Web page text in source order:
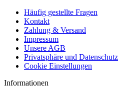
Häufig gestellte Fragen
Kontakt
Zahlung & Versand
Impressum
Unsere AGB
Privatsphäre und Datenschutz
Cookie Einstellungen
Informationen